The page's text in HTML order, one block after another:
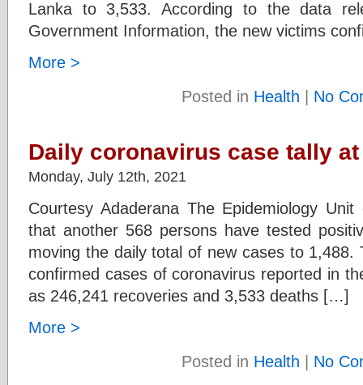
Lanka to 3,533. According to the data
Government Information, the new victims
More >
Posted in Health | No
Daily coronavirus case tally at
Monday, July 12th, 2021
Courtesy Adaderana The Epidemiology
that another 568 persons have tested
moving the daily total of new cases to
confirmed cases of coronavirus reported in
as 246,241 recoveries and 3,533 deaths […]
More >
Posted in Health | No